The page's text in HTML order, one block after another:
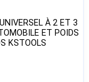
À 2 ET 3
ET POIDS
KSTOOLS